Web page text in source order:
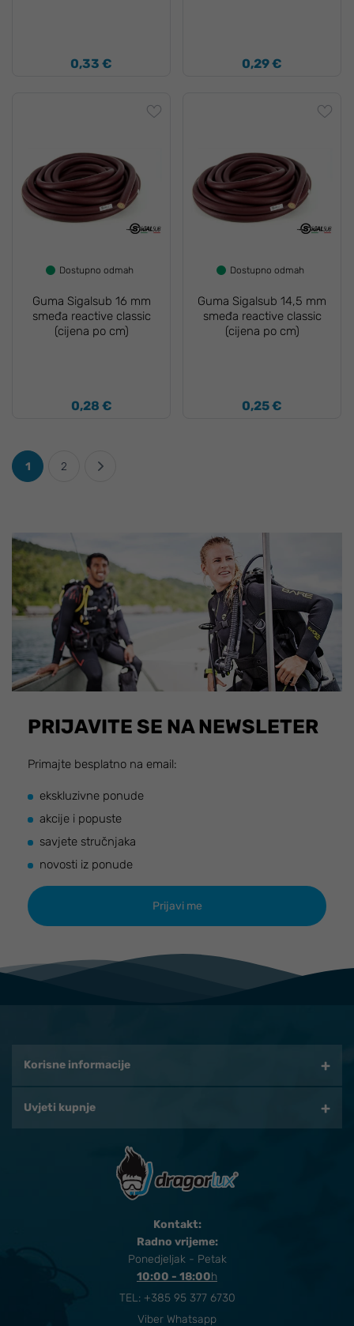
0,33 € 0,29 €
Dostupno odmah
Guma Sigalsub 16 mm
smeđa reactive classic
(cijena po cm)
0,28 €
Dostupno odmah
Guma Sigalsub 14,5 mm
smeđa reactive classic
(cijena po cm)
0,25 €
1 2
PRIJAVITE SE NA NEWSLETER
Primajte besplatno na email:
ekskluzivne ponude
akcije i popuste
savjete stručnjaka
novosti iz ponude
Korisne informacije
Uvjeti kupnje
Kontakt:
Radno vrijeme:
Ponedjeljak - Petak
10:00 - 18:00​h
TEL: +385 95 377 6730
Viber Whatsapp